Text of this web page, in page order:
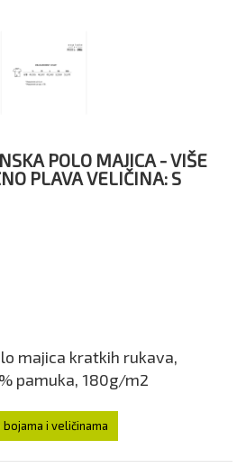
POLO MAJICA - VIŠE
PLAVA VELIČINA: S
majica kratkih rukava,
pamuka, 180g/m2
i veličinama